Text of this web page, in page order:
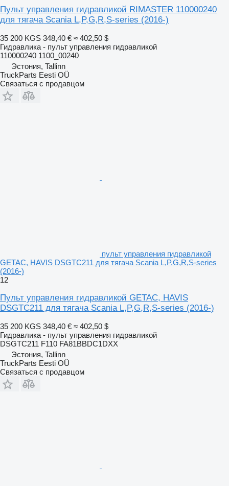
Пульт управления гидравликой RIMASTER 110000240
для тягача Scania L,P,G,R,S-series (2016-)
35 200 KGS 348,40 € ≈ 402,50 $
Гидравлика - пульт управления гидравликой
110000240 1100_00240
Эстония, Tallinn
TruckParts Eesti OÜ
Связаться с продавцом
пульт управления гидравликой
GETAC, HAVIS DSGTC211 для тягача Scania L,P,G,R,S-series
(2016-)
12
Пульт управления гидравликой GETAC, HAVIS
DSGTC211 для тягача Scania L,P,G,R,S-series (2016-)
35 200 KGS 348,40 € ≈ 402,50 $
Гидравлика - пульт управления гидравликой
DSGTC211 F110 FA81BBDC1DXX
Эстония, Tallinn
TruckParts Eesti OÜ
Связаться с продавцом